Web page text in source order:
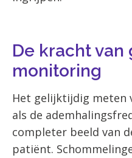
De kracht
monitoring
Het gelijktijdig meten
als de
completer beeld van
patiënt.